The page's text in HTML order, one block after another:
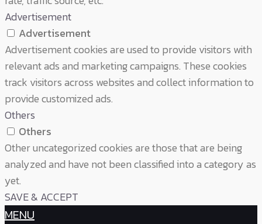
Advertisement
Advertisement
Advertisement cookies are used to provide visitors with
relevant ads and marketing campaigns. These cookies
track visitors across websites and collect information to
provide customized ads.
Others
Others
Other uncategorized cookies are those that are being
analyzed and have not been classified into a category as
yet.
SAVE & ACCEPT
MENU